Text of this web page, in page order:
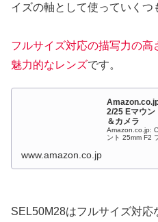
イズの軸として使っていくつ
フルサイズ対応の描写力の
魅力的なレンズです。
2/25 Eマウン
＆カメラ
Amazon.co.jp:
ント 25mm F2
www.amazon.co.jp
SEL50M28はフルサイズ対